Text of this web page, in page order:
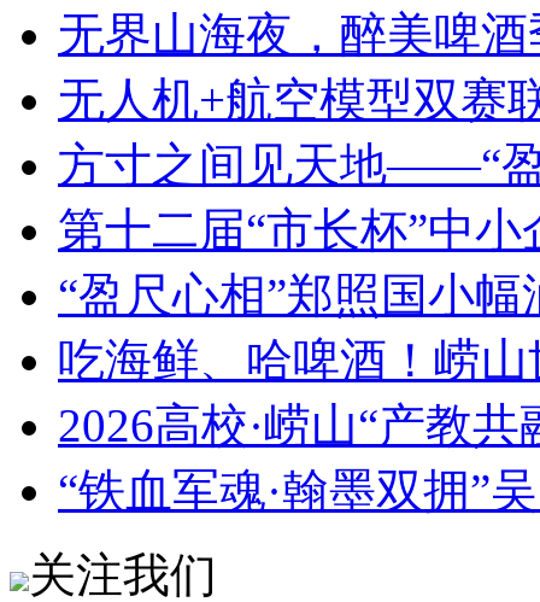
无界山海夜，醉美啤
无人机+航空模型双赛
方寸之间见天地——“
第十二届“市长杯”中
“盈尺心相”郑照国小
吃海鲜、哈啤酒！崂
2026高校·崂山“产教共
“铁血军魂·翰墨双拥”
关注我们